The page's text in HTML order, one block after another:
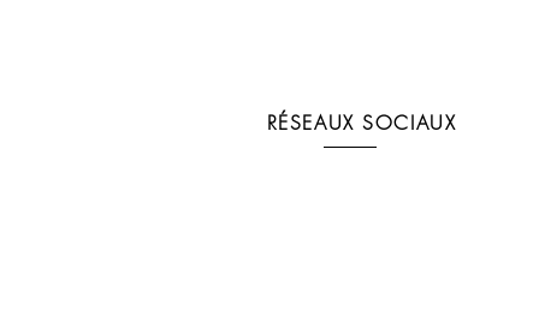
RÉSEAUX SOCIAUX